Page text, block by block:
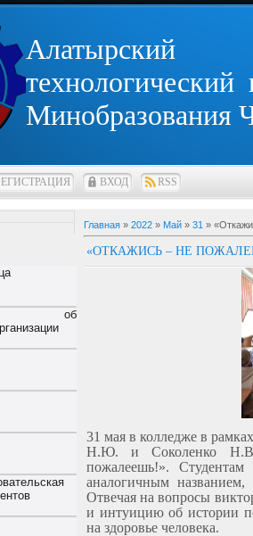
Алатырский
технологический
Минобразования
ВХОД RSS
об
Главная » 2022 » Май » 31 »
«ОТКАЖИСЬ – НЕ
31 мая в колледже в
Н.Ю. и Соколенко Н.В.
пожалеешь!».
аналогичным названием,
Отвечая на вопросы
и интуицию об истории
на здоровье человека.